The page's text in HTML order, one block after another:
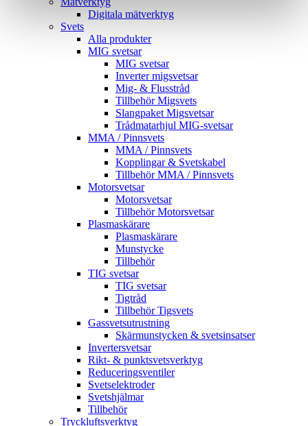
Digitala mätverktyg
Svets
Alla produkter
MIG svetsar
MIG svetsar
Inverter migsvetsar
Mig- & Flusstråd
Tillbehör Migsvets
Slangpaket Migsvetsar
Trådmatarhjul MIG-svetsar
MMA / Pinnsvets
MMA / Pinnsvets
Kopplingar & Svetskabel
Tillbehör MMA / Pinnsvets
Motorsvetsar
Motorsvetsar
Tillbehör Motorsvetsar
Plasmaskärare
Plasmaskärare
Munstycke
Tillbehör
TIG svetsar
TIG svetsar
Tigtråd
Tillbehör Tigsvets
Gassvetsutrustning
Skärmunstycken & svetsinsatser
Invertersvetsar
Rikt- & punktsvetsverktyg
Reduceringsventiler
Svetselektroder
Svetshjälmar
Tillbehör
Tryckluftsverktyg